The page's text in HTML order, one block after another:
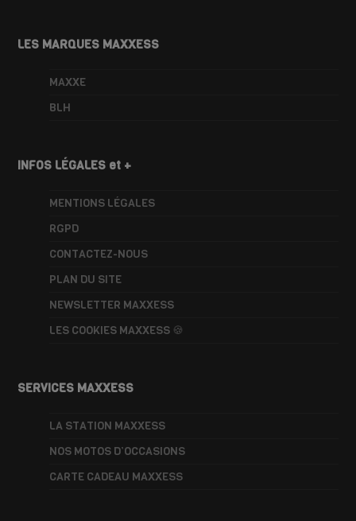
LES MARQUES MAXXESS
MAXXE
BLH
INFOS LÉGALES et +
MENTIONS LÉGALES
RGPD
CONTACTEZ-NOUS
PLAN DU SITE
NEWSLETTER MAXXESS
LES COOKIES MAXXESS 🍪
SERVICES MAXXESS
LA STATION MAXXESS
NOS MOTOS D’OCCASIONS
CARTE CADEAU MAXXESS